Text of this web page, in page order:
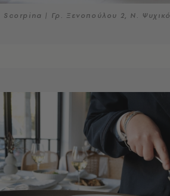
Scorpina | Γρ. Ξενοπούλου 2, Ν. Ψυχικό